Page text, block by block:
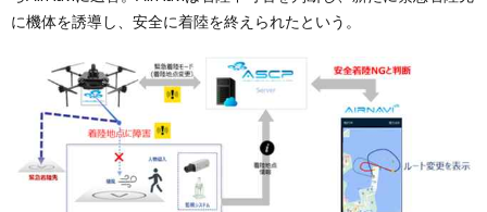
に機体を誘導し、安全に着陸を終えられたという。